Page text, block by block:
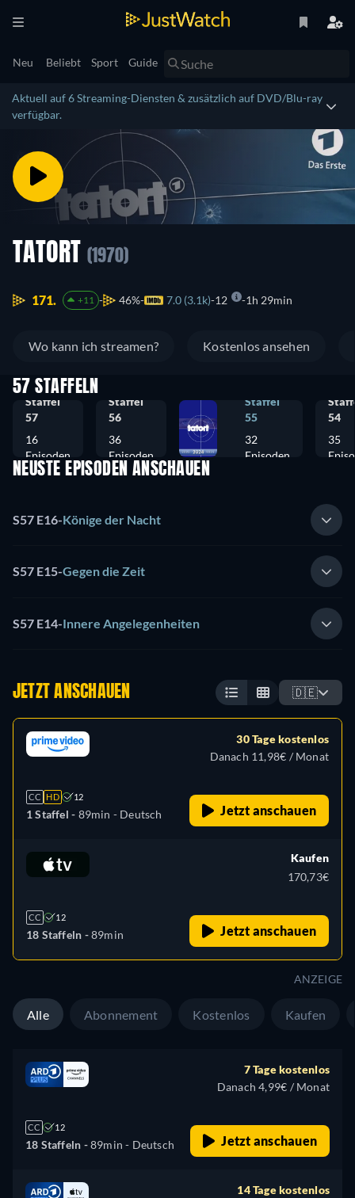
Neu Beliebt Sport Guide
Aktuell auf 6 Streaming-Diensten & zusätzlich auf DVD/Blu-ray
verfügbar.
TATORT (1970)
171. +11 46% 7.0 (3.1k) 12 1h 29min
Wo kann ich streamen? Kostenlos ansehen
57 STAFFELN
Staffel
57
16
Episoden
Staffel
56
36
Episoden
Staffel
55
32
Episoden
54
35
NEUSTE EPISODEN ANSCHAUEN
S57 E16-Könige der Nacht
S57 E15-Gegen die Zeit
S57 E14-Innere Angelegenheiten
JETZT ANSCHAUEN 🇩🇪
CC HD 12
1 Staffel - 89min - Deutsch
30 Tage kostenlos
Danach 11,98€ / Monat
Jetzt anschauen
CC 12
18 Staffeln -89min
Kaufen
170,73€
Jetzt anschauen
ANZEIGE
Alle Abonnement Kostenlos Kaufen
CC 12
18 Staffeln -89min - Deutsch
7 Tage kostenlos
Danach 4,99€ / Monat
Jetzt anschauen
14 Tage kostenlos